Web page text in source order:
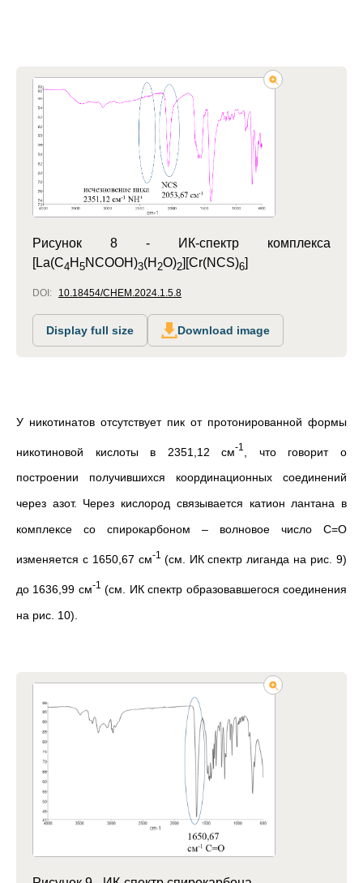
Рисунок 8 -
ИК-спектр комплекса
[La(C4H 5NCOOH)3(H 2O)2][Cr(NCS)6]
DOI: 10.18454/CHEM.2024.1.5.8
Display full size Download image
У никотинатов отсутствует пик от протонированной формы
никотиновой кислоты в 2351,12 см-1
, что говорит о
построении получившихся координационных соединений
через азот. Через кислород связывается катион лантана в
комплексе со спирокарбоном – волновое число С=О
изменяется с 1650,67 см-1 (см. ИК спектр лиганда на рис. 9)
до 1636,99 см-1 (см. ИК спектр образовавшегося соединения
на рис. 10).